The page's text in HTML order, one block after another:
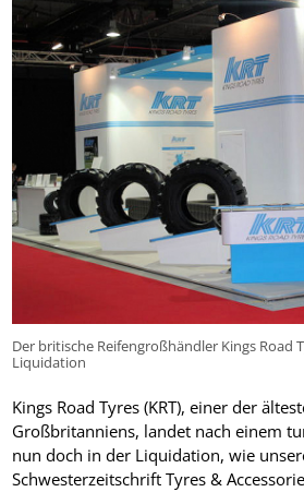
Der britische Reifengroßhändler Kings Road
Liquidation
Kings Road Tyres (KRT), einer der
Großbritanniens, landet nach einem
nun doch in der Liquidation, wie
Schwesterzeitschrift Tyres &